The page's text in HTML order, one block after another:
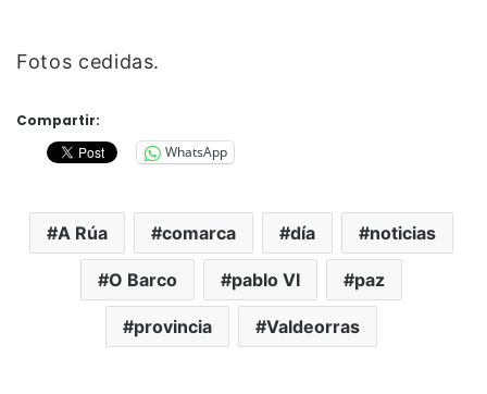
Fotos cedidas.
Compartir:
WhatsApp
A Rúa comarca día noticias
O Barco pablo VI paz
provincia Valdeorras